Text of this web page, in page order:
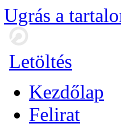
Ugrás a
Letöltés
Kezdőlap
Felirat